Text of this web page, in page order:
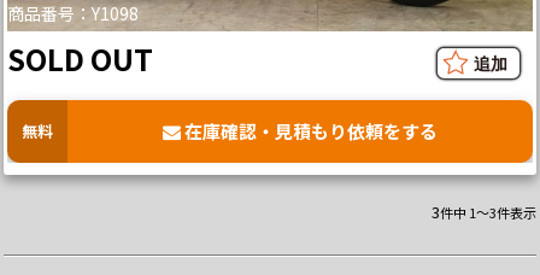
商品番号：Y1098
SOLD OUT
無料 在庫確認・見積もり依頼をする
3件中 1～3件表示